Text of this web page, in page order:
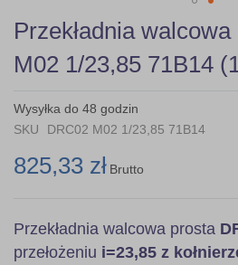
Skip
to
the
beginning
the
images
Przekładnia
M02 1/23,85 71B14
Wysyłka do 48 godzin
SKU
DRC02 M02 1/23,85 71B14
825,33 zł Brutto
Przekładnia walcowa prosta
przełożeniu i=23,85 z